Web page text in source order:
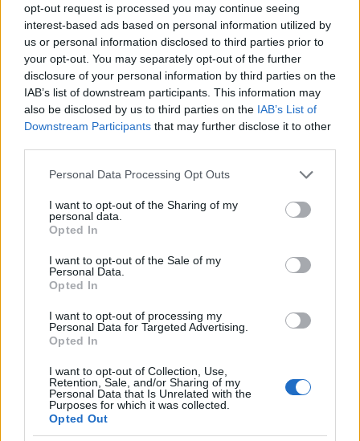
opt-out request is processed you may continue seeing
interest-based ads based on personal information utilized by
us or personal information disclosed to third parties prior to
your opt-out. You may separately opt-out of the further
disclosure of your personal information by third parties on the
IAB’s list of downstream participants. This information may
also be disclosed by us to third parties on the IAB’s List of
Downstream Participants that may further disclose it to other
Please note that this website/app uses one or more Google
not limited to your visit or usage behaviour. You may click to
grant or deny consent to Google and its third-party tags to
use your data for below specified purposes in below Google
consent section.
Personal Data Processing Opt Outs
I want to opt-out of the Sharing of my
personal data.
Opted In
I want to opt-out of the Sale of my
Personal Data.
Opted In
I want to opt-out of processing my
Personal Data for Targeted Advertising.
Opted In
I want to opt-out of Collection, Use,
Retention, Sale, and/or Sharing of my
Personal Data that Is Unrelated with the
Purposes for which it was collected.
Opted Out
Fotó:facebook